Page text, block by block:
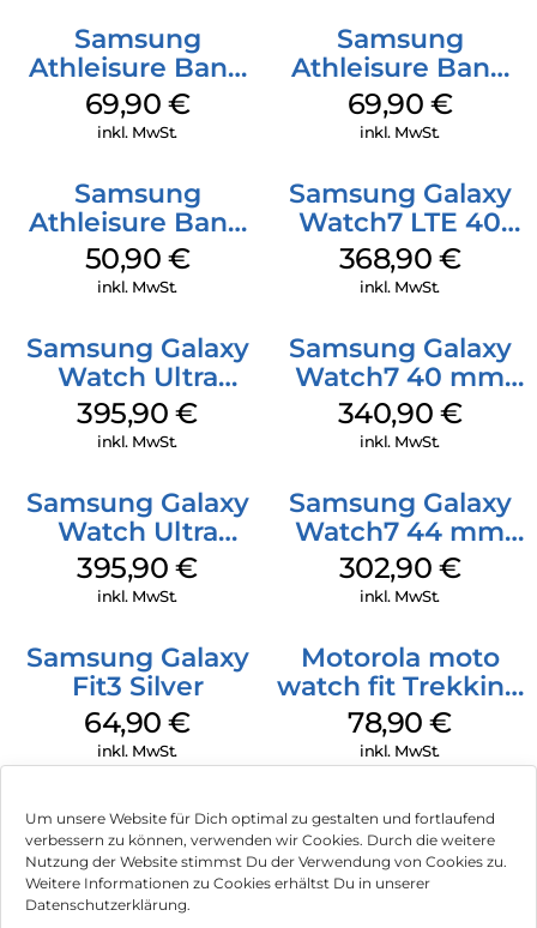
Um unsere Website für Dich optimal zu gestalten und fortlaufend
verbessern zu können, verwenden wir Cookies. Durch die weitere
Nutzung der Website stimmst Du der Verwendung von Cookies zu.
Weitere Informationen zu Cookies erhältst Du in unserer
Datenschutzerklärung.
Samsung
Athleisure Band
(M/L) Galaxy
Watch8/Watch8
69,90 €
inkl. MwSt.
Samsung
Athleisure Band
(S/M) Galaxy
Watch8/Watch8
69,90 €
inkl. MwSt.
Samsung
Athleisure Band
(M/L) Galaxy
Watch8/Watch8
50,90 €
inkl. MwSt.
Samsung Galaxy
Watch7 LTE 40
mm Cream
368,90 €
inkl. MwSt.
Samsung Galaxy
Watch Ultra
Titanium White
395,90€
inkl. MwSt.
Samsung Galaxy
Watch7 40 mm
Green
340,90 €
inkl. MwSt.
Samsung Galaxy
Watch Ultra
Titanium Gray
395,90€
inkl. MwSt.
Samsung Galaxy
Watch7 44 mm
Green
302,90 €
inkl. MwSt.
Samsung Galaxy
Fit3 Silver
64,90€
inkl. MwSt.
Motorola moto
watch fit Trekking
Green
78,90€
inkl. MwSt.
Impressum